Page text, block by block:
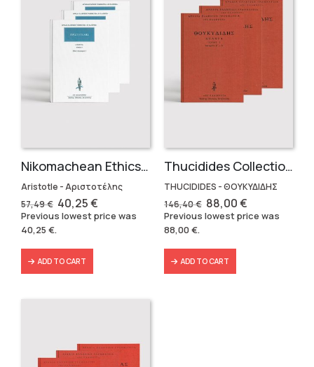
Nikomachean Ethics (3 volumes)
Aristotle - Αριστοτέλης
57,49€ Original
price
was:
57,49 €.
40,25€Current
price
is:
Previous lowest price was
40,25 €.
ADD TO CART
Thucidides Collection – Hardbound Edition (4 volumes)
THUCIDIDES - ΘΟΥΚΥΔΙΔΗΣ
146,40€ Original
price
was:
88,00€Current
price
is:
Previous lowest price was
88,00€.
ADD TO CART